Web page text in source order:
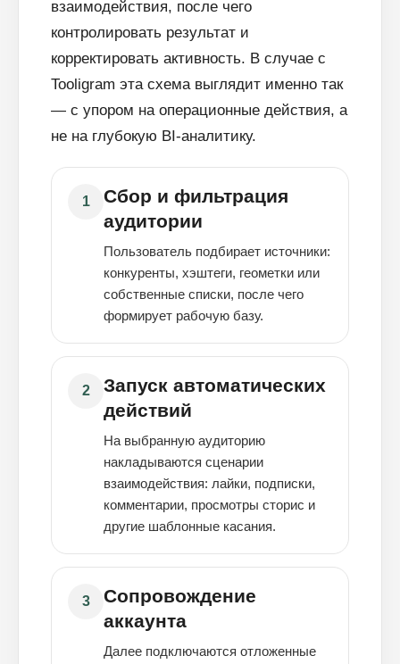
взаимодействия, после чего
контролировать результат и
корректировать активность. В случае с
Tooligram эта схема выглядит именно так
— с упором на операционные действия, а
не на глубокую BI-аналитику.
1
Сбор и фильтрация
аудитории
Пользователь подбирает источники:
конкуренты, хэштеги, геометки или
собственные списки, после чего
формирует рабочую базу.
2
Запуск автоматических
действий
На выбранную аудиторию
накладываются сценарии
взаимодействия: лайки, подписки,
комментарии, просмотры сторис и
другие шаблонные касания.
3
Сопровождение
аккаунта
Далее подключаются отложенные